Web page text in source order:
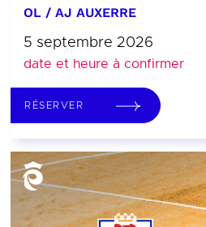
OL / AJ AUXERRE
5 septembre 2026
date et heure à confirmer
RÉSERVER